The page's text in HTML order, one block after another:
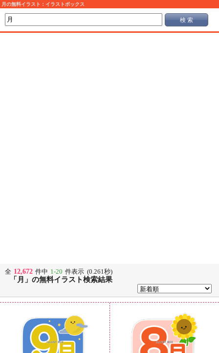
月の無料イラスト：イラストボックス
検 索
全 12,672 件中 1-20 件表示 (0.261秒)
「月」の無料イラスト検索結果